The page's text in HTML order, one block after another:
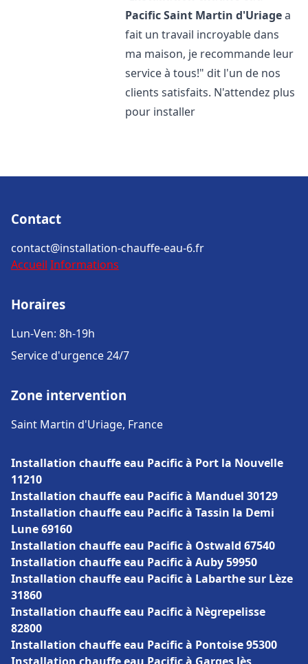
PacificSaint Martin d'Uriagea
fait un travail incroyable dans
ma maison, je recommande leur
service à tous!" dit l'un de nos
clients satisfaits. N'attendez plus
pour installer
Contact
contact@installation-chauffe-eau-6.fr
Accueil Informations
Horaires
Lun-Ven: 8h-19h
Service d'urgence 24/7
Zone intervention
Saint Martin d'Uriage, France
Installation chauffe eau Pacific à Port la Nouvelle
11210
Installation chauffe eau Pacific à Manduel 30129
Installation chauffe eau Pacific à Tassin la Demi
Lune 69160
Installation chauffe eau Pacific à Ostwald 67540
Installation chauffe eau Pacific à Auby 59950
Installation chauffe eau Pacific à Labarthe sur Lèze
31860
Installation chauffe eau Pacific à Nègrepelisse
82800
Installation chauffe eau Pacific à Pontoise 95300